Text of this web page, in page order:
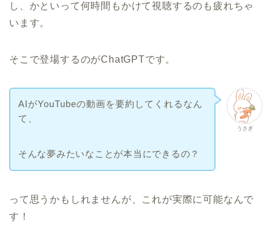
し、かといって何時間もかけて視聴するのも疲れちゃ
います。
そこで登場するのがChatGPTです。
うさぎ
AIがYouTubeの動画を要約してくれるなん
て、
そんな夢みたいなことが本当にできるの？
って思うかもしれませんが、これが実際に可能なんで
す！